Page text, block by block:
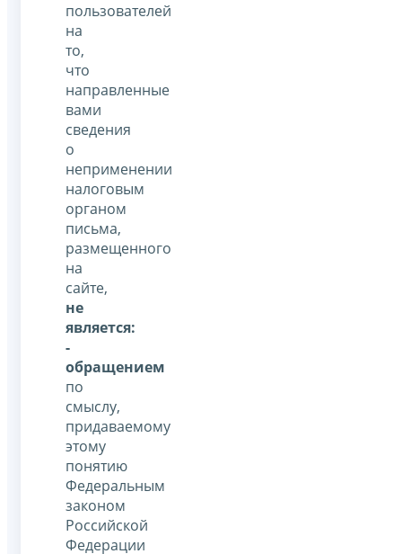
пользователей
на
то,
что
направленные
вами
сведения
о
неприменении
налоговым
органом
письма,
размещенного
на
сайте,
не
является:
-
обращением
по
смыслу,
придаваемому
этому
понятию
Федеральным
законом
Российской
Федерации